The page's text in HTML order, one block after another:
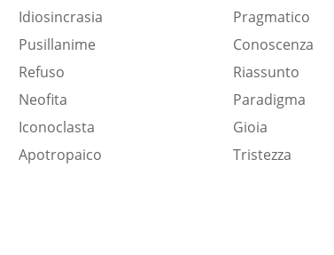
Idiosincrasia
Pusillanime
Refuso
Neofita
Iconoclasta
Apotropaico
Pragmatico
Conoscenza
Riassunto
Paradigma
Gioia
Tristezza